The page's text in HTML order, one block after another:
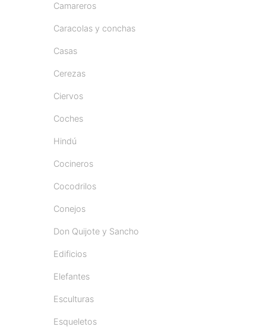
Camareros
Caracolas y conchas
Casas
Cerezas
Ciervos
Coches
Hindú
Cocineros
Cocodrilos
Conejos
Don Quijote y Sancho
Edificios
Elefantes
Esculturas
Esqueletos